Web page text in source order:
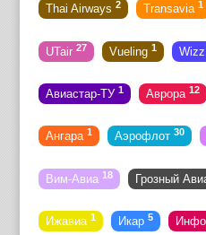
Thai Airways 2 Transavia 1
UTair 27 Vueling 1
Авиастар-ТУ 1 Аврора 12
Ангара 1 Аэрофлот 30
Вим-Авиа 18 Грозный
Ижавиа 1 Икар 5